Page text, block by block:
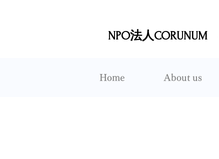
NPO法人CORUNUM
Home About us